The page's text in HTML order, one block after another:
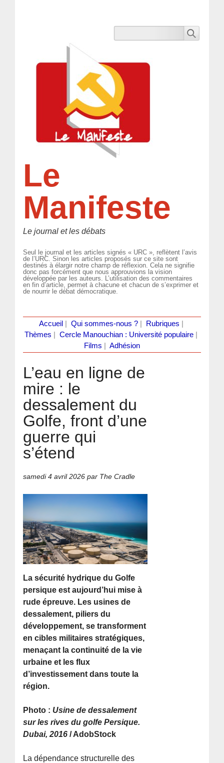
Le
Manifeste
Le journal et les débats
Seul le journal et les articles signés « URC », reflètent l’avis
de l’URC. Sinon les articles proposés sur ce site sont
destinés à élargir notre champ de réflexion. Cela ne signifie
donc pas forcément que nous approuvions la vision
développée par les auteurs. L’utilisation des commentaires
en fin d’article, permet à chacune et chacun de s’exprimer et
de nourrir le débat démocratique.
Accueil Qui sommes-nous ?| Rubriques
Thèmes
Cercle Manouchian : Université populaire
Films
Adhésion
L’eau en ligne de
mire : le
dessalement du
Golfe, front d’une
guerre qui
s’étend
samedi 4 avril 2026 par The Cradle
La sécurité hydrique du Golfe
persique est aujourd’hui mise à
rude épreuve. Les usines de
dessalement, piliers du
développement, se transforment
en cibles militaires stratégiques,
menaçant la continuité de la vie
urbaine et les flux
d’investissement dans toute la
région.
Photo : Usine de dessalement
sur les rives du golfe Persique.
Dubai, 2016/ AdobStock
La dépendance structurelle des